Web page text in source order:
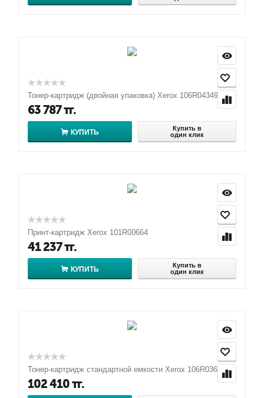
Тонер-картридж (двойная упаковка) Xerox 106R04349
63 787тг.
КУПИТЬ
Купить в
один клик
Принт-картридж Xerox 101R00664
41 237тг.
КУПИТЬ
Купить в
один клик
Тонер-картридж стандартной емкости Xerox 106R03621
102 410тг.